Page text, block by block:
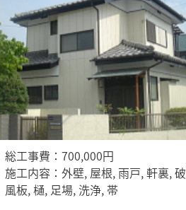
総工事費：700,000円
施工内容：外壁, 屋根, 雨戸, 軒裏, 破
風板, 樋, 足場, 洗浄, 帯